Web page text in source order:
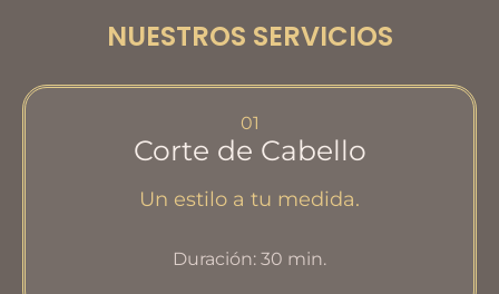
NUESTROS SERVICIOS
01
Un estilo a tu medida.
Corte de Cabello
Duración: 30 min.